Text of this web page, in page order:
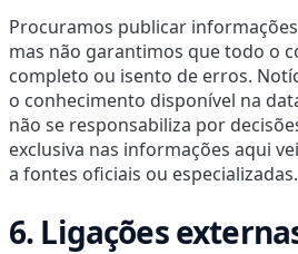
Procuramos publicar
mas não garantimos que todo o
completo ou isento de erros.
o conhecimento disponível na
não se responsabiliza por
exclusiva nas informações aqui
a fontes oficiais ou especializadas.
6. Ligações